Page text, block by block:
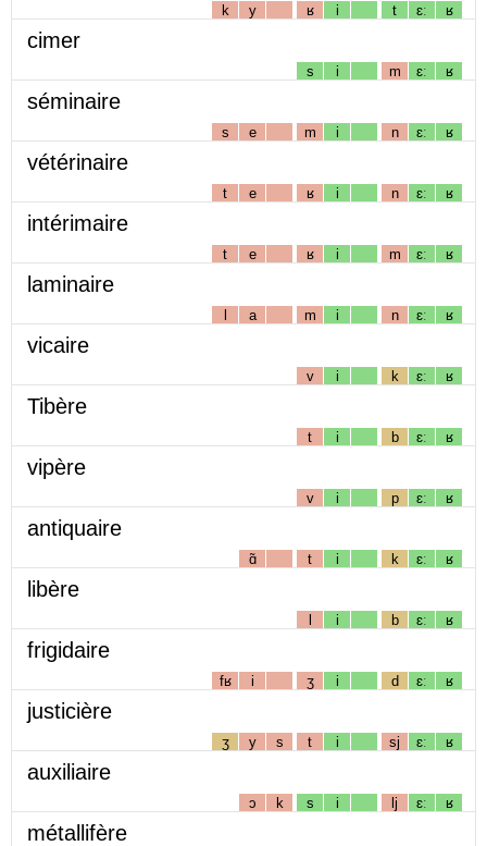
k y ʁ i t ɛː ʁ
cimer
s i m ɛː ʁ
séminaire
s e m i n ɛː ʁ
vétérinaire
t e ʁ i n ɛː ʁ
intérimaire
t e ʁ i m ɛː ʁ
laminaire
l a m i n ɛː ʁ
vicaire
v i k ɛː ʁ
Tibère
t i b ɛː ʁ
vipère
v i p ɛː ʁ
antiquaire
ɑ̃ t i k ɛː ʁ
libère
l i b ɛː ʁ
frigidaire
fʁ i ʒ i d ɛː ʁ
justicière
ʒ y s t i sj ɛː ʁ
auxiliaire
ɔ k s i lj ɛː ʁ
métallifère